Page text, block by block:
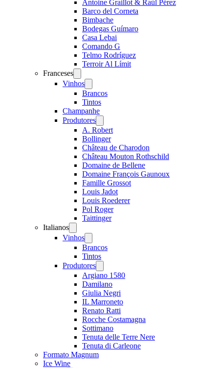
Antoine Graillot & Raúl Pérez
Barco del Corneta
Bimbache
Bodegas Guímaro
Casa Lebai
Comando G
Telmo Rodríguez
Terroir Al Límit
Franceses
menu
Vinhos
menu
Brancos
Tintos
Champanhe
Produtores
menu
A. Robert
Bollinger
Château de Charodon
Château Mouton Rothschild
Domaine de Bellene
Domaine François Gaunoux
Famille Grossot
Louis Jadot
Louis Roederer
Pol Roger
Taittinger
Italianos
menu
Vinhos
menu
Brancos
Tintos
Produtores
menu
Argiano 1580
Damilano
Giulia Negri
IL Marroneto
Renato Ratti
Rocche Costamagna
Sottimano
Tenuta delle Terre Nere
Tenuta di Carleone
Formato Magnum
Ice Wine